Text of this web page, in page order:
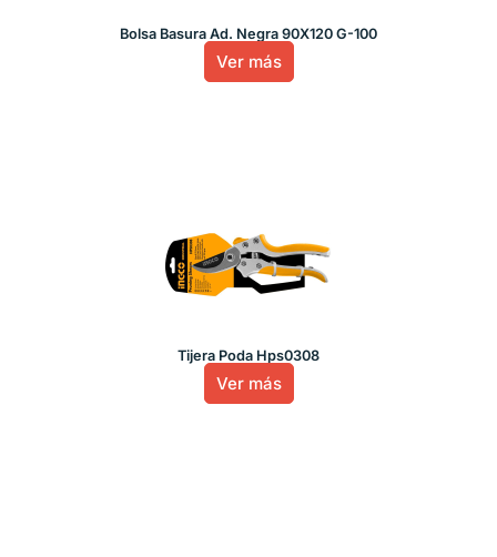
Bolsa Basura Ad. Negra 90X120 G-100
Ver más
Tijera Poda Hps0308
Ver más